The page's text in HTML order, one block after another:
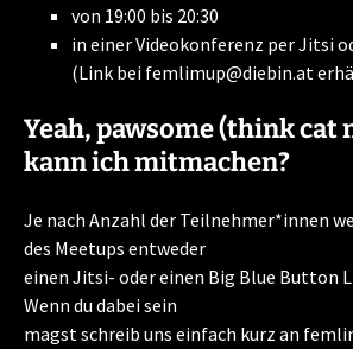
von 19:00 bis 20:30
in einer Videokonferenz per Jitsi
(Link bei femlimup@diebin.at
Yeah, pawsome (think cat
kann ich mitmachen?
Je nach Anzahl der Teilnehmer*innen
des Meetups entweder
einen Jitsi- oder einen Big Blue Button
Wenn du dabei sein
magst schreib uns einfach kurz an